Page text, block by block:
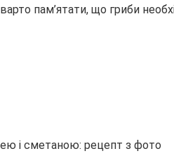
пам’ятати, що гриби